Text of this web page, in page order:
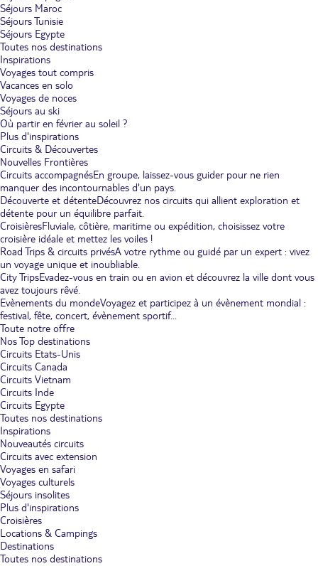
Séjours Maroc
Séjours Tunisie
Séjours Egypte
Toutes nos destinations
Inspirations
Voyages tout compris
Vacances en solo
Voyages de noces
Séjours au ski
Où partir en février au soleil ?
Plus d'inspirations
Circuits & Découvertes
Nouvelles Frontières
Circuits accompagnésEn groupe, laissez-vous guider pour ne rien
manquer des incontournables d'un pays.
Découverte et détenteDécouvrez nos circuits qui allient exploration et
détente pour un équilibre parfait.
CroisièresFluviale, côtière, maritime ou expédition, choisissez votre
croisière idéale et mettez les voiles !
Road Trips & circuits privésA votre rythme ou guidé par un expert : vivez
un voyage unique et inoubliable.
City TripsEvadez-vous en train ou en avion et découvrez la ville dont vous
avez toujours rêvé.
Evènements du mondeVoyagez et participez à un évènement mondial :
festival, fête, concert, évènement sportif...
Toute notre offre
Nos Top destinations
Circuits Etats-Unis
Circuits Canada
Circuits Vietnam
Circuits Inde
Circuits Egypte
Toutes nos destinations
Inspirations
Nouveautés circuits
Circuits avec extension
Voyages en safari
Voyages culturels
Séjours insolites
Plus d'inspirations
Croisières
Locations & Campings
Destinations
Toutes nos destinations